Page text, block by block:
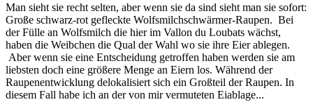
Man sieht sie recht selten, aber wenn sie da sind sieht man sie sofort:
Große schwarz-rot gefleckte Wolfsmilchschwärmer-Raupen. Bei
der Fülle an Wolfsmilch die hier im Vallon du Loubats wächst,
haben die Weibchen die Qual der Wahl wo sie ihre Eier ablegen.
Aber wenn sie eine Entscheidung getroffen haben werden sie am
liebsten doch eine größere Menge an Eiern los. Während der
Raupenentwicklung delokalisiert sich ein Großteil der Raupen. In
diesem Fall habe ich an der von mir vermuteten Eiablage...